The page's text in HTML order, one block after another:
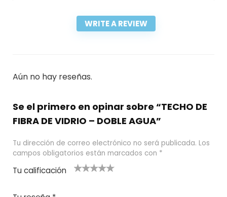
WRITE A REVIEW
Aún no hay reseñas.
Se el primero en opinar sobre “TECHO DE
FIBRA DE VIDRIO – DOBLE AGUA”
Tu dirección de correo electrónico no será publicada. Los
campos obligatorios están marcados con *
Tu calificación